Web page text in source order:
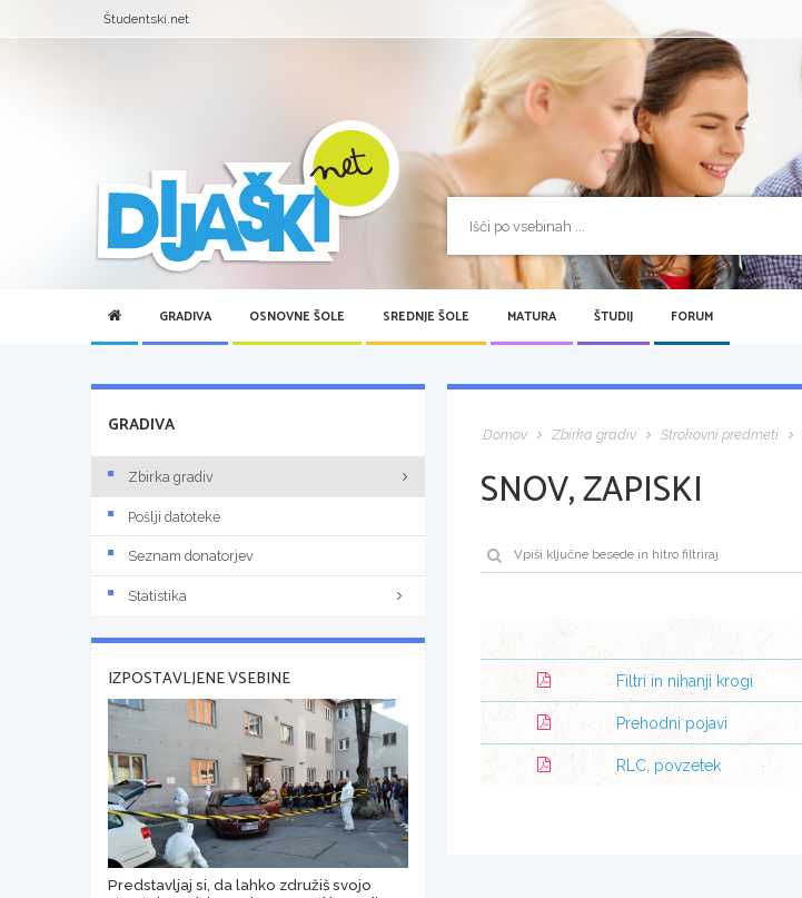
Študentski.net
GRADIVA OSNOVNE ŠOLE SREDNJE ŠOLE MATURA ŠTUDIJ FORUM
Domov Zbirka gradiv Strokovni predmeti
SNOV, ZAPISKI
Filtri in nihanji krogi
Prehodni pojavi
RLC, povzetek
GRADIVA
Zbirka gradiv
Pošlji datoteke
Seznam donatorjev
Statistika
IZPOSTAVLJENE VSEBINE
Predstavljaj si, da lahko združiš svojo